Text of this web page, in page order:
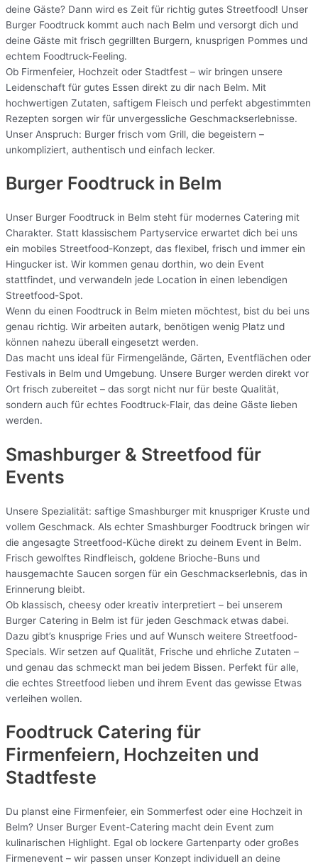
deine Gäste? Dann wird es Zeit für richtig gutes Streetfood! Unser
Burger Foodtruck kommt auch nach Belm und versorgt dich und
deine Gäste mit frisch gegrillten Burgern, knusprigen Pommes und
echtem Foodtruck-Feeling.
Ob Firmenfeier, Hochzeit oder Stadtfest – wir bringen unsere
Leidenschaft für gutes Essen direkt zu dir nach Belm. Mit
hochwertigen Zutaten, saftigem Fleisch und perfekt abgestimmten
Rezepten sorgen wir für unvergessliche Geschmackserlebnisse.
Unser Anspruch: Burger frisch vom Grill, die begeistern –
unkompliziert, authentisch und einfach lecker.
Burger Foodtruck in Belm
Unser Burger Foodtruck in Belm steht für modernes Catering mit
Charakter. Statt klassischem Partyservice erwartet dich bei uns
ein mobiles Streetfood-Konzept, das flexibel, frisch und immer ein
Hingucker ist. Wir kommen genau dorthin, wo dein Event
stattfindet, und verwandeln jede Location in einen lebendigen
Streetfood-Spot.
Wenn du einen Foodtruck in Belm mieten möchtest, bist du bei uns
genau richtig. Wir arbeiten autark, benötigen wenig Platz und
können nahezu überall eingesetzt werden.
Das macht uns ideal für Firmengelände, Gärten, Eventflächen oder
Festivals in Belm und Umgebung. Unsere Burger werden direkt vor
Ort frisch zubereitet – das sorgt nicht nur für beste Qualität,
sondern auch für echtes Foodtruck-Flair, das deine Gäste lieben
werden.
Smashburger & Streetfood für
Events
Unsere Spezialität: saftige Smashburger mit knuspriger Kruste und
vollem Geschmack. Als echter Smashburger Foodtruck bringen wir
die angesagte Streetfood-Küche direkt zu deinem Event in Belm.
Frisch gewolftes Rindfleisch, goldene Brioche-Buns und
hausgemachte Saucen sorgen für ein Geschmackserlebnis, das in
Erinnerung bleibt.
Ob klassisch, cheesy oder kreativ interpretiert – bei unserem
Burger Catering in Belm ist für jeden Geschmack etwas dabei.
Dazu gibt’s knusprige Fries und auf Wunsch weitere Streetfood-
Specials. Wir setzen auf Qualität, Frische und ehrliche Zutaten –
und genau das schmeckt man bei jedem Bissen. Perfekt für alle,
die echtes Streetfood lieben und ihrem Event das gewisse Etwas
verleihen wollen.
Foodtruck Catering für
Firmenfeiern, Hochzeiten und
Stadtfeste
Du planst eine Firmenfeier, ein Sommerfest oder eine Hochzeit in
Belm? Unser Burger Event-Catering macht dein Event zum
kulinarischen Highlight. Egal ob lockere Gartenparty oder großes
Firmenevent – wir passen unser Konzept individuell an deine